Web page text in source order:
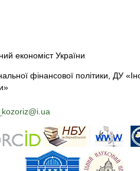
економіст України
фінансової політики, ДУ